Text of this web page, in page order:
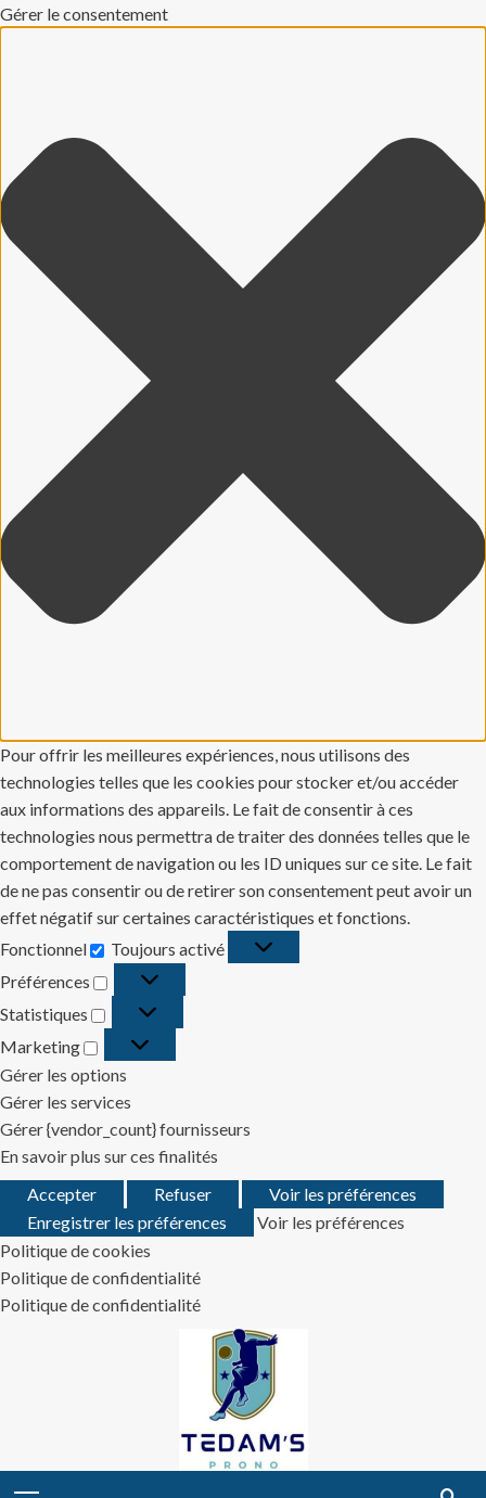
Gérer le consentement
Pour offrir les meilleures expériences, nous utilisons des
technologies telles que les cookies pour stocker et/ou accéder
aux informations des appareils. Le fait de consentir à ces
technologies nous permettra de traiter des données telles que le
comportement de navigation ou les ID uniques sur ce site. Le fait
de ne pas consentir ou de retirer son consentement peut avoir un
effet négatif sur certaines caractéristiques et fonctions.
Fonctionnel
Fonctionnel
Toujours activé
Préférences
Préférences
Statistiques
Statistiques
Marketing
Marketing
Gérer les options
Gérer les services
Gérer {vendor_count} fournisseurs
En savoir plus sur ces finalités
Accepter
Refuser
Voir les préférences
Enregistrer les préférences
Voir les préférences
Politique de cookies
Politique de confidentialité
Politique de confidentialité